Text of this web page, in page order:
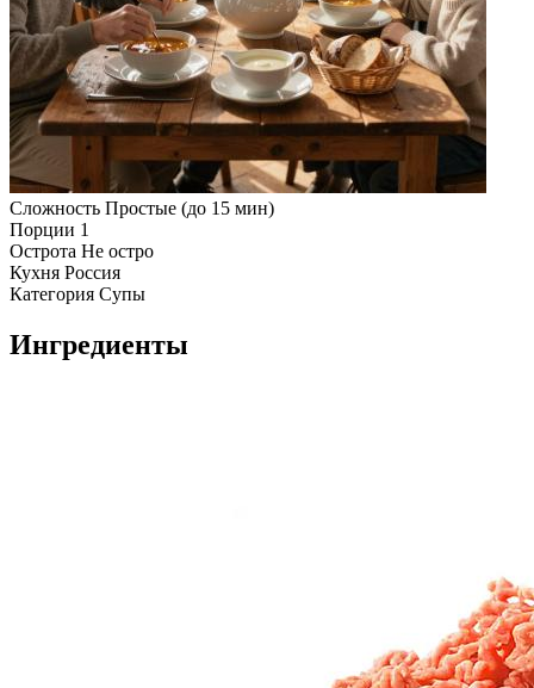
Сложность Простые (до 15 мин)
Порции 1
Острота Не остро
Кухня Россия
Категория Супы
Ингредиенты